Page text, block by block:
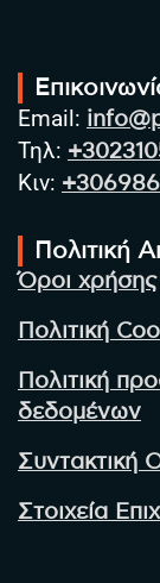
Email:
Τηλ:
Κιν:
Πολιτική
Όροι χρήσης
Πολιτική
Πολιτική
δεδομένων
Συντακτική
Στοιχεία